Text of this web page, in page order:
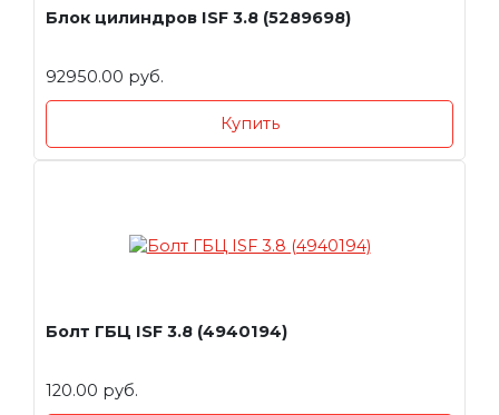
Блок цилиндров ISF 3.8 (5289698)
92950.00 руб.
Купить
Болт ГБЦ ISF 3.8 (4940194)
120.00 руб.